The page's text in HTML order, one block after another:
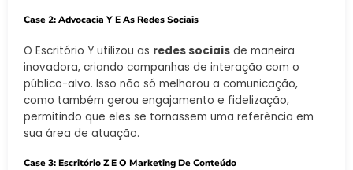
Case 2: Advocacia Y E As Redes Sociais
O Escritório Y utilizou as redes sociais de maneira
inovadora, criando campanhas de interação com o
público-alvo. Isso não só melhorou a comunicação,
como também gerou engajamento e fidelização,
permitindo que eles se tornassem uma referência em
sua área de atuação.
Case 3: Escritório Z E O Marketing De Conteúdo